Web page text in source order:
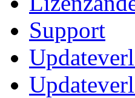
Support